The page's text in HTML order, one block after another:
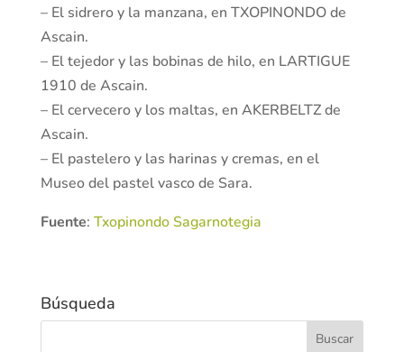
– El sidrero y la manzana, en TXOPINONDO de
Ascain.
– El tejedor y las bobinas de hilo, en LARTIGUE
1910 de Ascain.
– El cervecero y los maltas, en AKERBELTZ de
Ascain.
– El pastelero y las harinas y cremas, en el
Museo del pastel vasco de Sara.
Fuente: Txopinondo Sagarnotegia
Búsqueda